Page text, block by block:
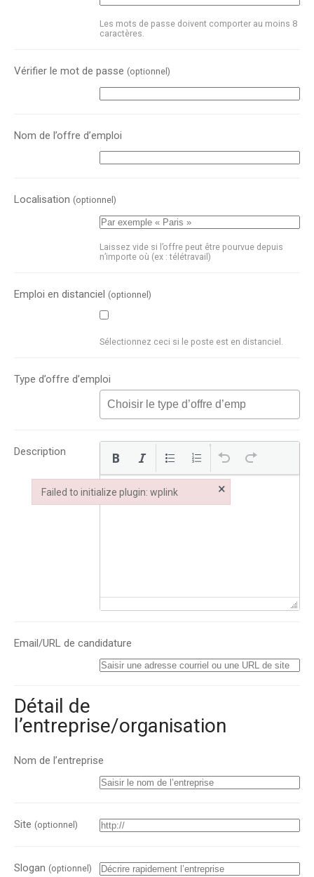
Les mots de passe doivent comporter au moins 8
caractères.
Vérifier le mot de passe (optionnel)
Nom de l’offre d’emploi
Localisation (optionnel)
Laissez vide si l’offre peut être pourvue depuis
n’importe où (ex : télétravail)
Emploi en distanciel (optionnel)
Sélectionnez ceci si le poste est en distanciel.
Type d’offre d’emploi
Description
Email/URL de candidature
Détail de
l’entreprise/organisation
Nom de l’entreprise
Site (optionnel)
Slogan (optionnel)
Failed to initialize plugin: wplink ×
Failed to initialize plugin: wplink